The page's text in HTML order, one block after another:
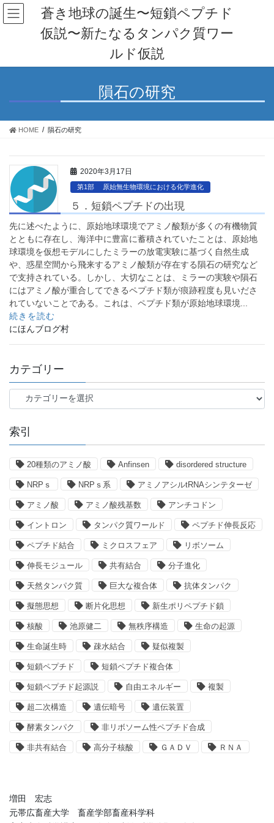
コ
ン
へ
プ
ナ
ビ
ョ
動
蒼き地球の誕生〜短鎖ペプチド
仮説〜新たなるタンパク質ワー
ルド仮説
隕石の研究
HOME 隕石の研究
2020年3月17日
第1部 原始無生物環境における化学進化
５．短鎖ペプチドの出現
先に述べたように、原始地球環境でアミノ酸類が多くの有機物質
とともに存在し、海洋中に豊富に蓄積されていたことは、原始地
球環境を仮想モデルにしたミラーの放電実験に基づく自然生成
や、惑星空間から飛来するアミノ酸類が存在する隕石の研究など
で支持されている。しかし、大切なことは、ミラーの実験や隕石
にはアミノ酸が重合してできるペプチド類が痕跡程度も見いださ
れていないことである。これは、ペプチド類が原始地球環境...
続きを読む
にほんブログ村
カテゴリー
テ
リ
ー
索引
20種類のアミノ酸 Anfinsen disordered structure
NRPｓ NRPｓ系 アミノアシルtRNAシンテターゼ
アミノ酸 アミノ酸残基数 アンチコドン
イントロン タンパク質ワールド ペプチド伸長反応
ペプチド結合 ミクロスフェア リボソーム
伸長モジュール 共有結合 分子進化
天然タンパク質 巨大な複合体 抗体タンパク
擬態思想 断片化思想 新生ポリペプチド鎖
核酸 池原健二 無秩序構造 生命の起源
生命誕生時 疎水結合 疑似複製
短鎖ペプチド 短鎖ペプチド複合体
短鎖ペプチド起源説 自由エネルギー 複製
超二次構造 遺伝暗号 遺伝装置
酵素タンパク 非リボソーム性ペプチド合成
非共有結合 高分子核酸 ＧＡＤＶ ＲＮＡ
増田 宏志
元帯広畜産大学 畜産学部畜産科学科